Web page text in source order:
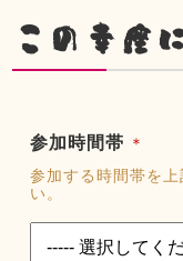
この幸座
参加時間帯 ＊
参加する時間帯を
い。